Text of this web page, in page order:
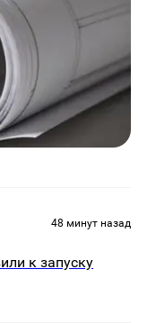
48 минут назад
к запуску